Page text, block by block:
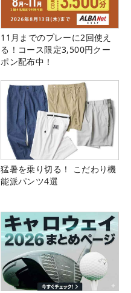
11月までのプレーに2回使え
る！コース限定3,500円クー
ポン配布中！
猛暑を乗り切る！ こだわり機
能派パンツ4選